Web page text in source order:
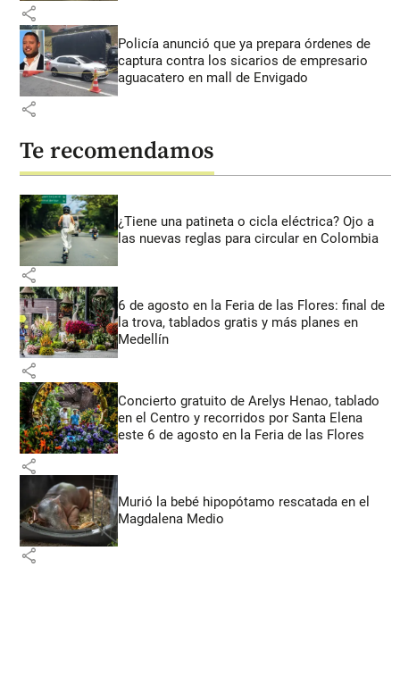
share
Policía anunció que ya prepara órdenes de
captura contra los sicarios de empresario
aguacatero en mall de Envigado
share
Te recomendamos
¿Tiene una patineta o cicla eléctrica? Ojo a
las nuevas reglas para circular en Colombia
share
6 de agosto en la Feria de las Flores: final de
la trova, tablados gratis y más planes en
Medellín
share
Concierto gratuito de Arelys Henao, tablado
en el Centro y recorridos por Santa Elena
este 6 de agosto en la Feria de las Flores
share
Murió la bebé hipopótamo rescatada en el
Magdalena Medio
share